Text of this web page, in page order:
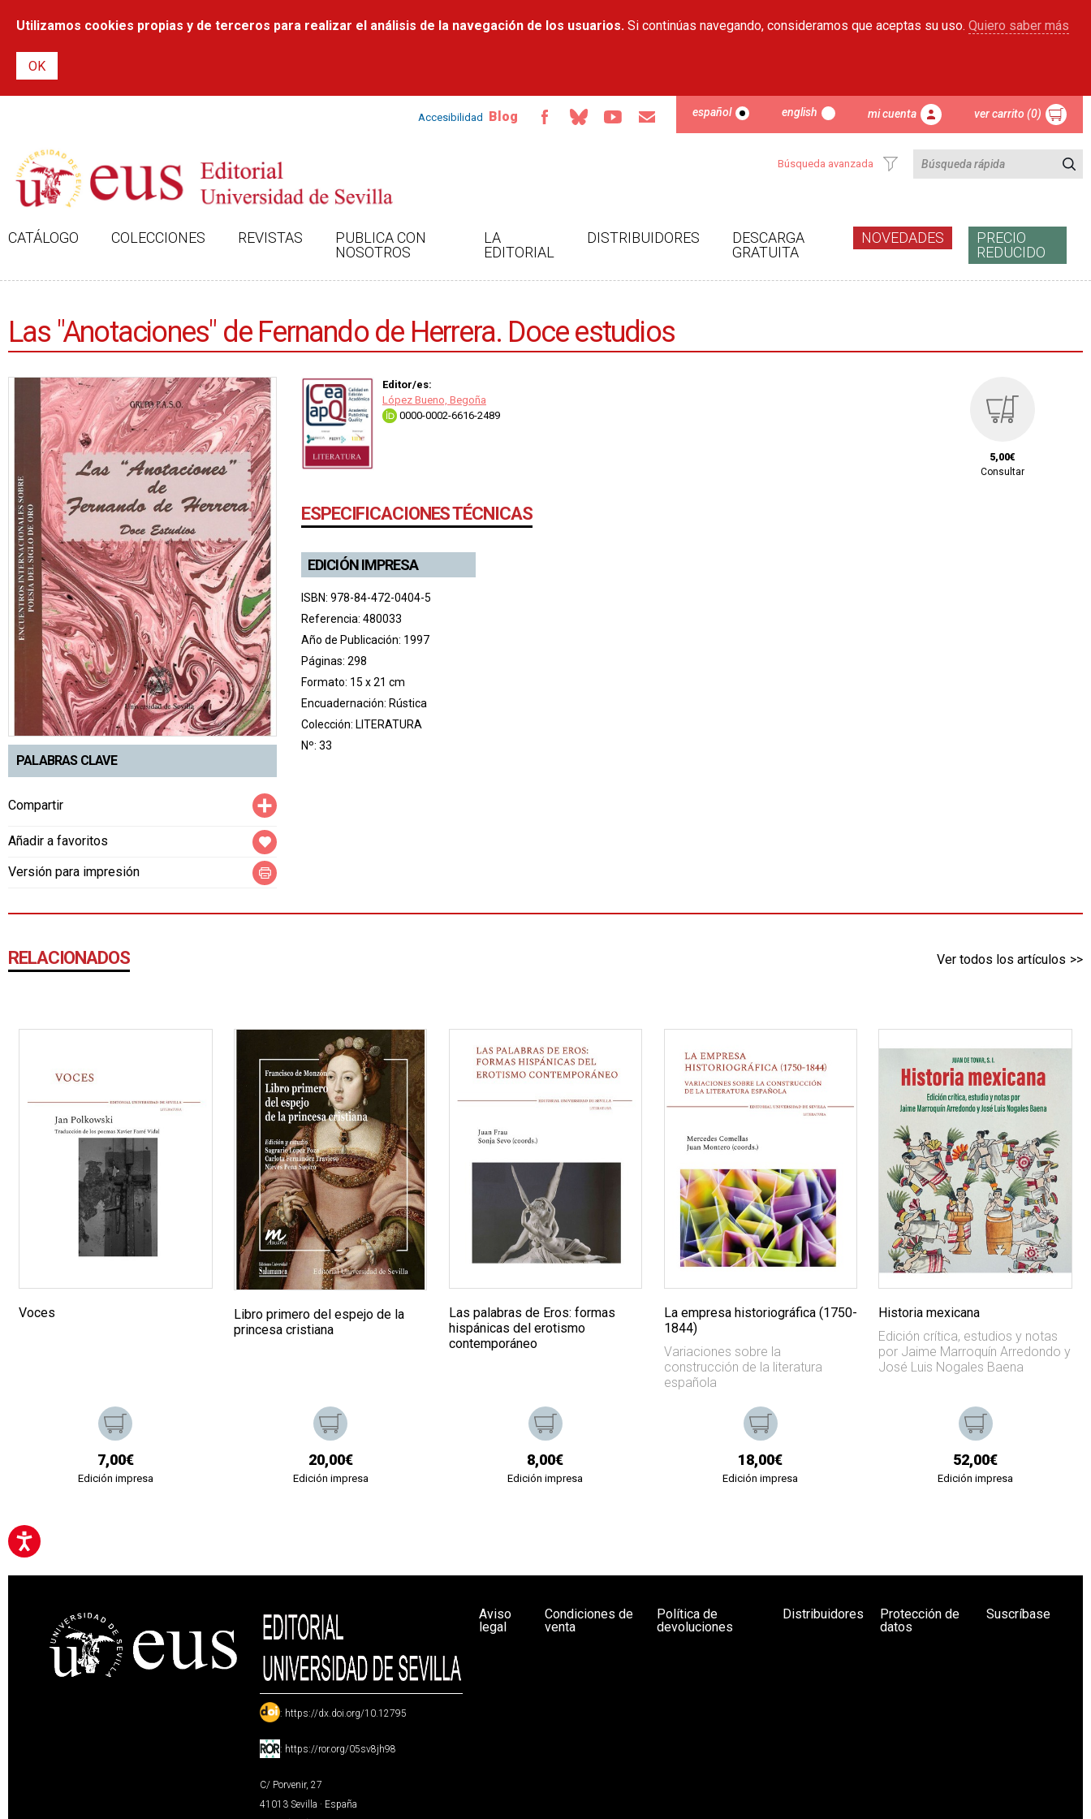
contenido
Utilizamos cookies propias y de terceros para realizar el análisis de la navegación de los usuarios. Si continúas navegando, consideramos que aceptas su uso. Quiero saber más
Accesibilidad Blog español english mi cuenta ver carrito (0)
Búsqueda avanzada
CATÁLOGO COLECCIONES REVISTAS
PUBLICA CON
NOSOTROS
LA
EDITORIAL
DISTRIBUIDORES
DESCARGA
GRATUITA
NOVEDADES
PRECIO
REDUCIDO
Las "Anotaciones" de Fernando de Herrera. Doce estudios
PALABRAS CLAVE
Compartir
Añadir a favoritos
Versión para impresión
Editor/es:
López Bueno, Begoña
0000-0002-6616-2489
ESPECIFICACIONES TÉCNICAS
EDICIÓN IMPRESA
ISBN: 978-84-472-0404-5
Referencia: 480033
Año de Publicación: 1997
Páginas: 298
Formato: 15 x 21 cm
Encuadernación: Rústica
Colección: LITERATURA
Nº: 33
5,00€
Consultar
RELACIONADOS Ver todos los artículos
Voces
7,00€
Edición impresa
Libro primero del espejo de la
princesa cristiana
20,00€
Edición impresa
Las palabras de Eros: formas
hispánicas del erotismo
contemporáneo
8,00€
Edición impresa
La empresa historiográfica (1750-
1844)
Variaciones sobre la
construcción de la literatura
española
18,00€
Edición impresa
Historia mexicana
Edición crítica, estudios y notas
por Jaime Marroquín Arredondo y
José Luis Nogales Baena
52,00€
Edición impresa
: https://dx.doi.org/10.12795
: https://ror.org/05sv8jh98
C/ Porvenir, 27
41013 Sevilla · España
Aviso
legal
Condiciones de
venta
Política de
devoluciones
Distribuidores
Protección de
datos
Suscríbase